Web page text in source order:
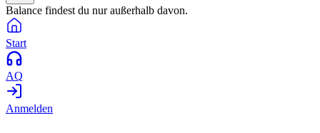
Balance findest du nur außerhalb davon.
Start
AQ
Anmelden